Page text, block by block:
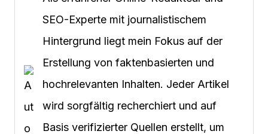
SEO-Experte mit journalistischem
Hintergrund liegt mein Fokus auf der
Erstellung von faktenbasierten und
hochrelevanten Inhalten. Jeder Artikel
wird sorgfältig recherchiert und auf
Basis verifizierter Quellen erstellt, um